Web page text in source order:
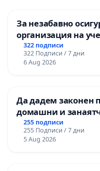
За незабавно
организация на
гарантиране на
и качествено
ОУ „Княз
322 подписи
322 Подписи / 7 дни
6 Aug 2026
Да дадем законен
домашни и
255 подписи
255 Подписи / 7 дни
5 Aug 2026